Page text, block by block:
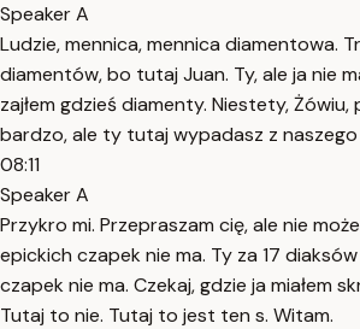
Speaker A
Ludzie, mennica, mennica diamentowa.
diamentów, bo tutaj Juan. Ty, ale ja nie
zajłem gdzieś diamenty. Niestety, Żówiu,
bardzo, ale ty tutaj wypadasz z naszego
08:11
Speaker A
Przykro mi. Przepraszam cię, ale nie
epickich czapek nie ma. Ty za 17
czapek nie ma. Czekaj, gdzie ja miałem
Tutaj to nie. Tutaj to jest ten s. Witam.